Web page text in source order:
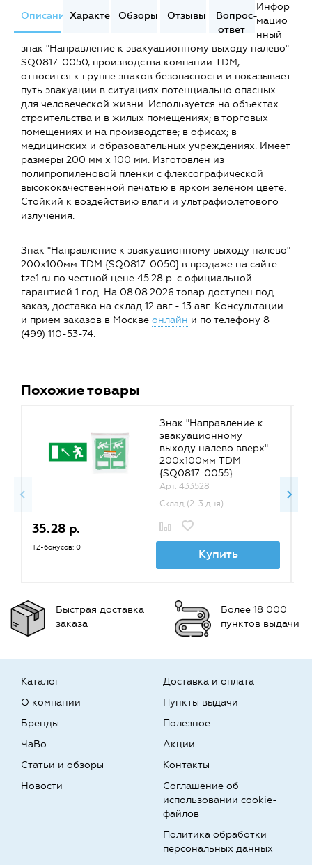
ОписаниеХарактеристики
Обзоры Отзывы
Вопрос-
ответ
Инфор
мацио
нный
знак "Направление к эвакуационному выходу налево"
SQ0817-0050, производства компании TDM,
относится к группе знаков безопасности и показывает
путь эвакуации в ситуациях потенциально опасных
для человеческой жизни. Используется на объектах
строительства и в жилых помещениях; в торговых
помещениях и на производстве; в офисах; в
медицинских и образовательных учреждениях. Имеет
размеры 200 мм х 100 мм. Изготовлен из
полипропиленовой плёнки с флексографической
высококачественной печатью в ярком зеленом цвете.
Стойкий к воздействию влаги и ультрафиолетового
излучения.
Знак "Направление к эвакуационному выходу налево"
200х100мм TDM {SQ0817-0050} в продаже на сайте
tze1.ru по честной цене 45.28 р. с официальной
гарантией 1 год. На 08.08.2026 товар доступен под
заказ, доставка на склад 12 авг - 13 авг. Консультации
и прием заказов в Москве онлайн и по телефону 8
(499) 110-53-74.
Похожие товары
Знак "Направление к
эвакуационному
выходу налево вверх"
200х100мм TDM
{SQ0817-0055}
Арт. 433528
Склад (2-3 дня)
35.28 р.
TZ-бонусов: 0 Купить
Быстрая доставка
заказа
Более 18 000
пунктов выдачи
Каталог
О компании
Бренды
Доставка и оплата
Пункты выдачи
Полезное
ЧаВо
Статьи и обзоры
Новости
Акции
Контакты
Соглашение об
использовании cookie-
файлов
Политика обработки
персональных данных